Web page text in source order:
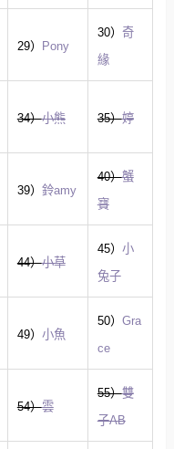
29） Pony
30） 奇
緣
34）小熊 35）婷
39） 鈴amy
40）蟹
寶
44）小草
45） 小
兔子
49） 小魚
50） Gra
ce
54）雲
55）雙
子AB